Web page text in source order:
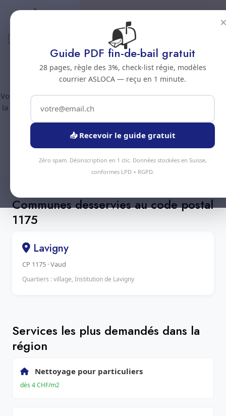
Code postal 1175
Nettoyage professionnel -
Code postal 1175
Vous êtes au code postal1175? Chez Nous Clean intervient dans
la commune de :Lavigny(canton Vaud). Plus de 90 prestations
disponibles, devis gratuit sous 24h.
Devis Instantané +41 78 319 32 82
Communes desservies au code postal
1175
Lavigny
CP 1175 · Vaud
Quartiers : village, Institution de Lavigny
Services les plus demandés dans la
région
Nettoyage pour particuliers
dès 4 CHF/m2
📬
Guide PDF fin-de-bail gratuit
28 pages, règle des 3%, check-list régie, modèles
courrier ASLOCA — reçu en 1 minute.
📥 Recevoir le guide gratuit
Zéro spam. Désinscription en 1 clic. Données stockées en Suisse,
conformes LPD + RGPD.